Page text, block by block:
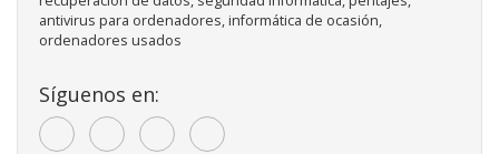
antivirus para ordenadores, informática de ocasión,
ordenadores usados
Síguenos en: